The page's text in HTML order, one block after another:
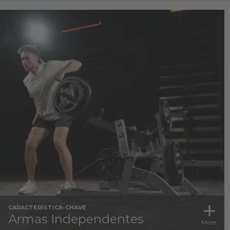
CARACTERÍSTICA-CHAVE
Armas Independentes More